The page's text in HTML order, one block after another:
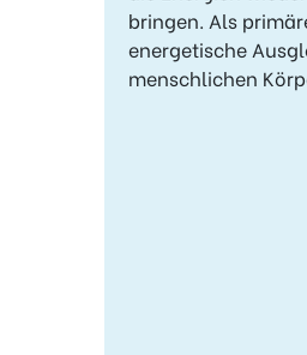
bringen. Als
energetische
menschlichen